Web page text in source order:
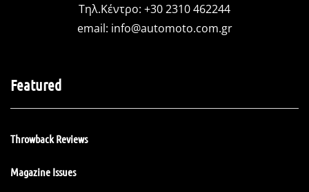
Τηλ.Κέντρο: +30 2310 462244
email: info@automoto.com.gr
Featured
Throwback Reviews
Magazine Issues